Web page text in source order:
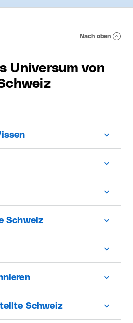
Nach oben
Universum von
Schweiz
Schweiz